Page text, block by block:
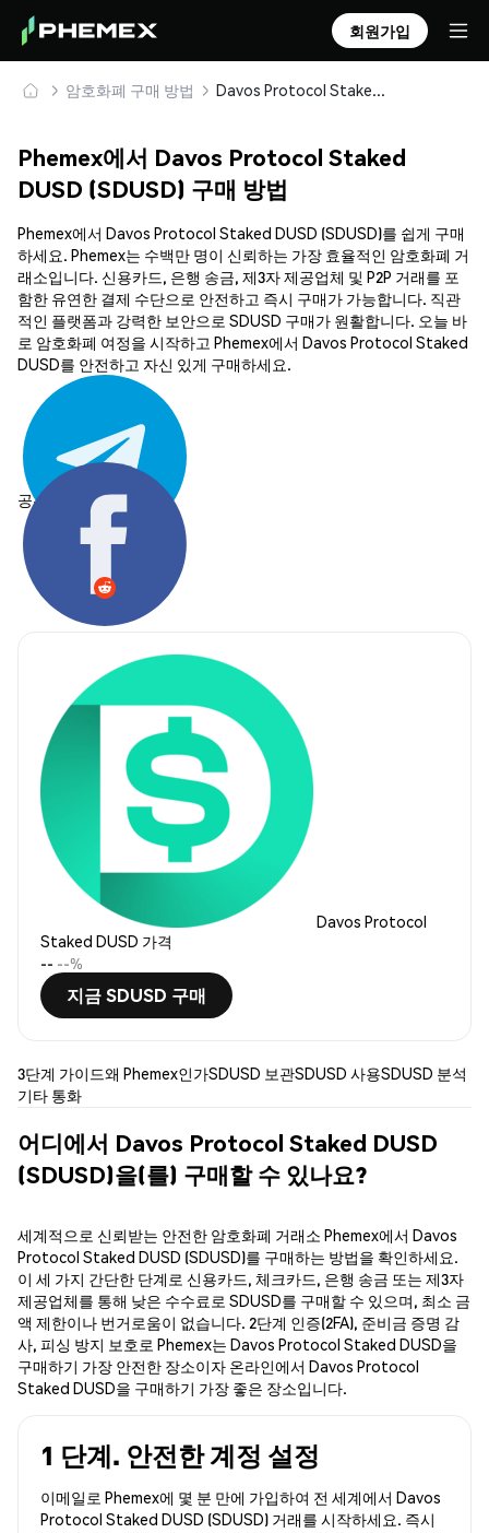
회원가입
암호화폐 구매 방법 Davos Protocol Staked DUSD (SDUSD) 안전하게 구매 및 보관
Phemex에서 Davos Protocol Staked
DUSD (SDUSD) 구매 방법
Phemex에서 Davos Protocol Staked DUSD (SDUSD)를 쉽게 구매
하세요. Phemex는 수백만 명이 신뢰하는 가장 효율적인 암호화폐 거
래소입니다. 신용카드, 은행 송금, 제3자 제공업체 및 P2P 거래를 포
함한 유연한 결제 수단으로 안전하고 즉시 구매가 가능합니다. 직관
적인 플랫폼과 강력한 보안으로 SDUSD 구매가 원활합니다. 오늘 바
로 암호화폐 여정을 시작하고 Phemex에서 Davos Protocol Staked
DUSD를 안전하고 자신 있게 구매하세요.
공유하기:
Davos Protocol
Staked DUSD 가격
-- --%
지금 SDUSD 구매
3단계 가이드왜 Phemex인가SDUSD 보관SDUSD 사용SDUSD 분석
기타 통화
어디에서 Davos Protocol Staked DUSD
(SDUSD)을(를) 구매할 수 있나요?
세계적으로 신뢰받는 안전한 암호화폐 거래소 Phemex에서 Davos
Protocol Staked DUSD (SDUSD)를 구매하는 방법을 확인하세요.
이 세 가지 간단한 단계로 신용카드, 체크카드, 은행 송금 또는 제3자
제공업체를 통해 낮은 수수료로 SDUSD를 구매할 수 있으며, 최소 금
액 제한이나 번거로움이 없습니다. 2단계 인증(2FA), 준비금 증명 감
사, 피싱 방지 보호로 Phemex는 Davos Protocol Staked DUSD을
구매하기 가장 안전한 장소이자 온라인에서 Davos Protocol
Staked DUSD을 구매하기 가장 좋은 장소입니다.
1 단계. 안전한 계정 설정
이메일로 Phemex에 몇 분 만에 가입하여 전 세계에서 Davos
Protocol Staked DUSD (SDUSD) 거래를 시작하세요. 즉시